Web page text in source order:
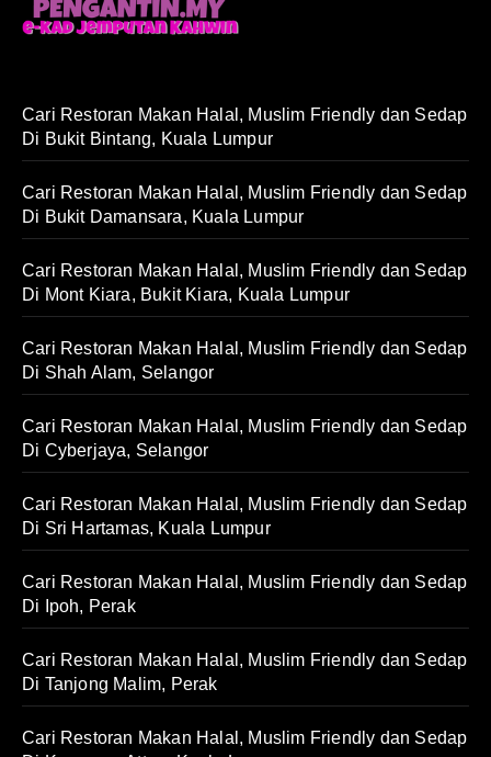
Cari Restoran Makan Halal, Muslim Friendly dan Sedap
Di Bukit Bintang, Kuala Lumpur
Cari Restoran Makan Halal, Muslim Friendly dan Sedap
Di Bukit Damansara, Kuala Lumpur
Cari Restoran Makan Halal, Muslim Friendly dan Sedap
Di Mont Kiara, Bukit Kiara, Kuala Lumpur
Cari Restoran Makan Halal, Muslim Friendly dan Sedap
Di Shah Alam, Selangor
Cari Restoran Makan Halal, Muslim Friendly dan Sedap
Di Cyberjaya, Selangor
Cari Restoran Makan Halal, Muslim Friendly dan Sedap
Di Sri Hartamas, Kuala Lumpur
Cari Restoran Makan Halal, Muslim Friendly dan Sedap
Di Ipoh, Perak
Cari Restoran Makan Halal, Muslim Friendly dan Sedap
Di Tanjong Malim, Perak
Cari Restoran Makan Halal, Muslim Friendly dan Sedap